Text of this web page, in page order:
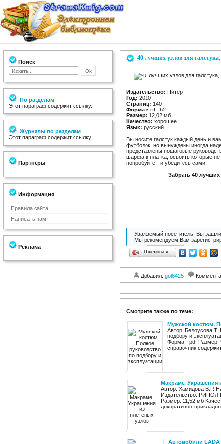
Поиск
По разделам
Этот параграф содержит ссылку.
Журналы по разделам
Этот параграф содержит ссылку.
Партнеры
Информация
Правила сайта
Написать нам
Реклама
40 лучших узлов для
Издательство: Питер
Год: 2010
Страниц: 140
Формат: rtf, fb2
Размер: 12,02 мб
Качество: хорошее
Язык: русский
Вы носите галстук каждый день и
футболок, но вынуждены иногда
представлены пошаговые
шарфа и платка, освоить которые
попробуйте - и убедитесь сами!
Забрать 40 лучших
Уважаемый посетитель, Вы зашли
Мы рекомендуем Вам
Поделиться…
Добавил: gol8425
Смотрите также по теме:
Мужской костюм.
Автор: Белоусова Т.
подбору и
Формат: pdf Размер:
справочник
Макраме. Украшения
Автор: Хамидова В.Р.
Издательство: РИПОЛ
Размер: 11,52 мб
декоративно-
Автомобили LADA